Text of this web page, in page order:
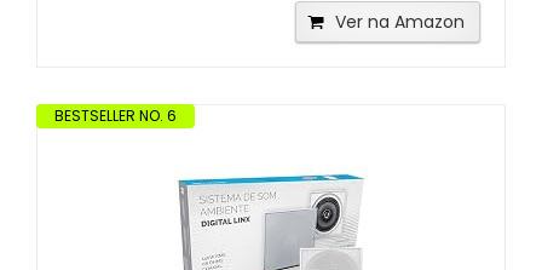
Ver na Amazon
BESTSELLER NO. 6